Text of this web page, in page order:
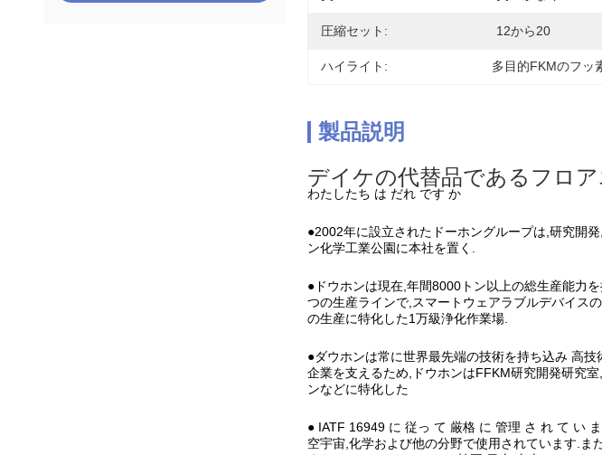
圧縮セット: 12から20
ハイライト: 多目的FKMのフッ
製品説明
デイケの代替品であるフロ
わたしたち は だれ です か
●2002年に設立されたドーホングループは,研究開
ン化学工業公園に本社を置く.
●ドウホンは現在,年間8000トン以上の総生産能力
つの生産ラインで,スマートウェアラブルデバイス
の生産に特化した1万級浄化作業場.
●ダウホンは常に世界最先端の技術を持ち込み 高
企業を支えるため,ドウホンはFFKM研究開発研究
ンなどに特化した
● IATF 16949 に 従っ て 厳格 に 管理 さ れ て い
空宇宙,化学および他の分野で使用されています.ま